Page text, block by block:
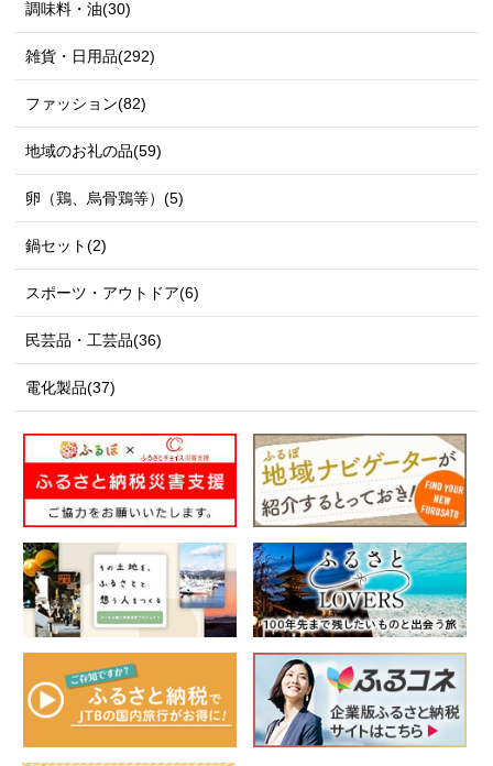
調味料・油(30)
雑貨・日用品(292)
ファッション(82)
地域のお礼の品(59)
卵（鶏、烏骨鶏等）(5)
鍋セット(2)
スポーツ・アウトドア(6)
民芸品・工芸品(36)
電化製品(37)